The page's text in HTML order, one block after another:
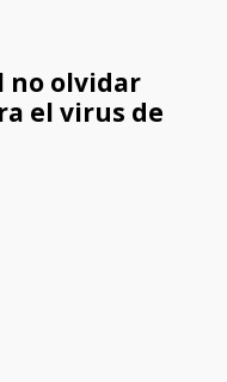
no olvidar
el virus de